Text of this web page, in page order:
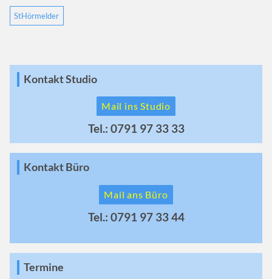
StHörmelder
Kontakt Studio
Mail ins Studio
Tel.: 0791 97 33 33
Kontakt Büro
Mail ans Büro
Tel.: 0791 97 33 44
Termine